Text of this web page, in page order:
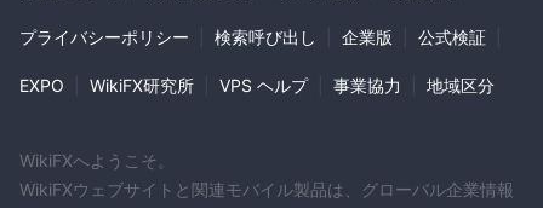
プライバシーポリシー 検索呼び出し 企業版 公式検証
EXPO WikiFX研究所 VPS ヘルプ 事業協力 地域区分
WikiFXへようこそ。
WikiFXウェブサイトと関連モバイル製品は、グローバル企業情報